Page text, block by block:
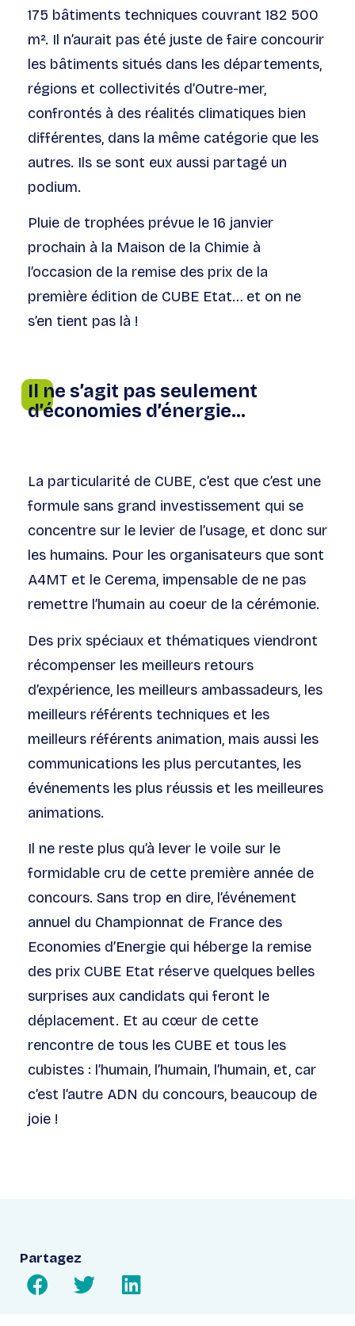
175 bâtiments techniques couvrant 182 500
m². Il n’aurait pas été juste de faire concourir
les bâtiments situés dans les départements,
régions et collectivités d’Outre-mer,
confrontés à des réalités climatiques bien
différentes, dans la même catégorie que les
autres. Ils se sont eux aussi partagé un
podium.
Pluie de trophées prévue le 16 janvier
prochain à la Maison de la Chimie à
l’occasion de la remise des prix de la
première édition de CUBE Etat… et on ne
s’en tient pas là !
Il ne s’agit pas seulement
d’économies d’énergie…
La particularité de CUBE, c’est que c’est une
formule sans grand investissement qui se
concentre sur le levier de l’usage, et donc sur
les humains. Pour les organisateurs que sont
A4MT et le Cerema, impensable de ne pas
remettre l’humain au coeur de la cérémonie.
Des prix spéciaux et thématiques viendront
récompenser les meilleurs retours
d’expérience, les meilleurs ambassadeurs, les
meilleurs référents techniques et les
meilleurs référents animation, mais aussi les
communications les plus percutantes, les
événements les plus réussis et les meilleures
animations.
Il ne reste plus qu’à lever le voile sur le
formidable cru de cette première année de
concours. Sans trop en dire, l’événement
annuel du Championnat de France des
Economies d’Energie qui héberge la remise
des prix CUBE Etat réserve quelques belles
surprises aux candidats qui feront le
déplacement. Et au cœur de cette
rencontre de tous les CUBE et tous les
cubistes : l’humain, l’humain, l’humain, et, car
c’est l’autre ADN du concours, beaucoup de
joie !
Partagez